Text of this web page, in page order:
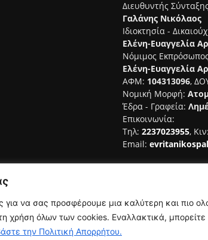
για να σας προσφέρουμε μια καλύτερη και πιο
όλων των cookies. Εναλλακτικά, μπορείτε
την Πολιτική Απορρήτου.
Διευθυντής
Γαλάνης Νικόλαος
Ιδιοκτησία -
Ελένη-Ευαγγελία
Νόμιμος
Ελένη-Ευαγγελία
ΑΦΜ: 104313096,
Νομική Μορφή:
Έδρα - Γραφεία:
Επικοινωνία:
Τηλ: 2237023955, Κιν:
Email: